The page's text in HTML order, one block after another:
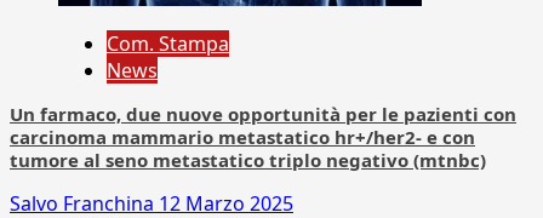
Com. Stampa
News
Un farmaco, due nuove opportunità per le pazienti con
carcinoma mammario metastatico hr+/her2- e con
tumore al seno metastatico triplo negativo (mtnbc)
Salvo Franchina 12 Marzo 2025